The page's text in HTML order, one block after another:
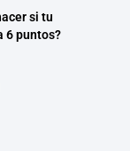
si tu
6 puntos?